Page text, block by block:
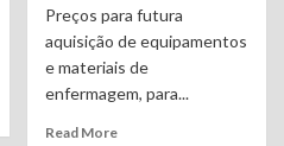
Preços para futura
aquisição de equipamentos
e materiais de
enfermagem, para...
Read More